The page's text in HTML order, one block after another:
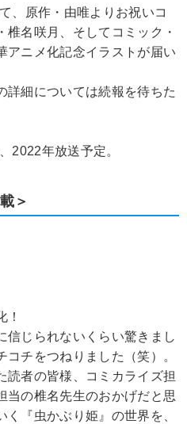
、原作・由唯よりお祝いコ
椎名咲月、そしてコミック・
アニメ化記念イラストが届い
詳細については続報を待ちた
2022年放送予定。
＞
！
信じられないくらい驚きまし
チをつねりました（笑）。
読者の皆様、コミカライズ担
当の椎名先生のおかげだと思
『虫かぶり姫』の世界を、